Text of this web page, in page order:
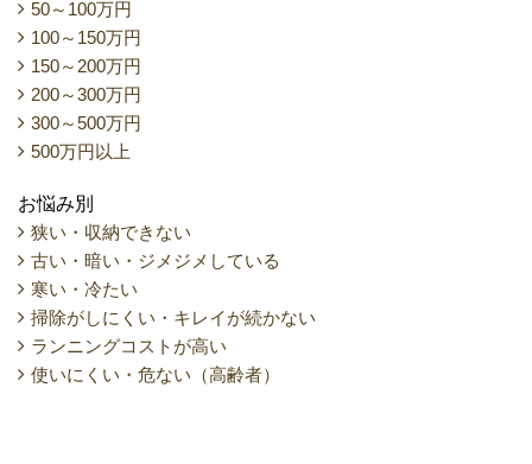
50～100万円
100～150万円
150～200万円
200～300万円
300～500万円
500万円以上
お悩み別
狭い・収納できない
古い・暗い・ジメジメしている
寒い・冷たい
掃除がしにくい・キレイが続かない
ランニングコストが高い
使いにくい・危ない（高齢者）